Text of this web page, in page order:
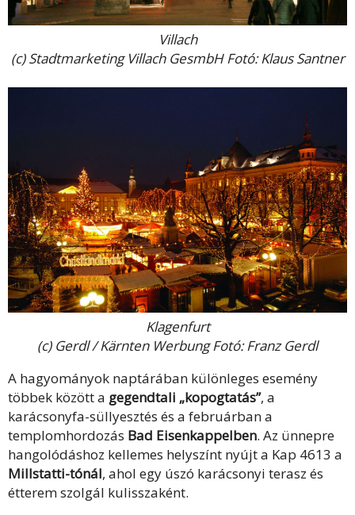
Villach
(c) Stadtmarketing Villach GesmbH Fotó: Klaus Santner
Klagenfurt
(c) Gerdl / Kärnten Werbung Fotó: Franz Gerdl
A hagyományok naptárában különleges esemény
többek között a gegendtali „kopogtatás”, a
karácsonyfa-süllyesztés és a februárban a
templomhordozás Bad Eisenkappelben. Az ünnepre
hangolódáshoz kellemes helyszínt nyújt a Kap 4613 a
Millstatti-tónál, ahol egy úszó karácsonyi terasz és
étterem szolgál kulisszaként.